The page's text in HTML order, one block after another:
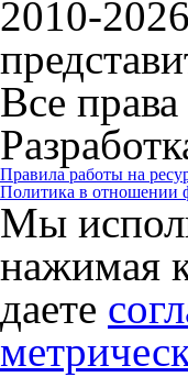
2010-
Все
Правила работы на
Политика в отношении
Мы
нажимая
даете